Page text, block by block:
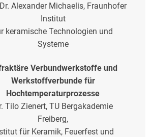
Alexander Michaelis, Fraunhofer
Institut
keramische Technologien und
Systeme
Verbundwerkstoffe und
Werkstoffverbunde für
Hochtemperaturprozesse
Tilo Zienert, TU Bergakademie
Freiberg,
für Keramik, Feuerfest und